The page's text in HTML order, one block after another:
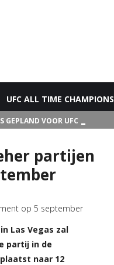
UFC ALL TIME CHAMPIONS
VOOR UFC 272
partijen
Las Vegas zal
partij in de
naar 12